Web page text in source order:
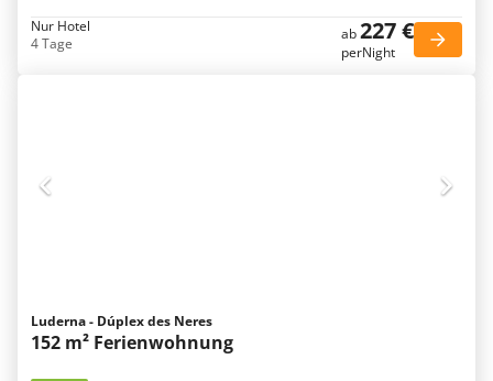
Nur Hotel
4 Tage
ab227 €
perNight
Luderna - Dúplex des Neres
152 m² Ferienwohnung